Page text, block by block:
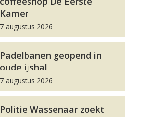
Kamer
7 augustus 2026
Padelbanen geopend in
oude ijshal
7 augustus 2026
Politie Wassenaar zoekt